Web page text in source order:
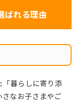
ばれる理由
暮らしに寄り添
なお子さまやご